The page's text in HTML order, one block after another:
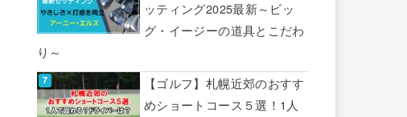
ッティング2025最新～ビッ
グ・イージーの道具とこだわ
り～
【ゴルフ】札幌近郊のおすす
めショートコース５選！1人